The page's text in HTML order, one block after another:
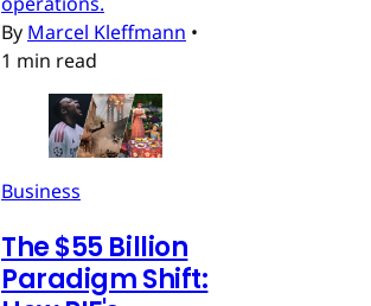
By Marcel Kleffmann •
1 min read
Business
The $55 Billion
Paradigm Shift: